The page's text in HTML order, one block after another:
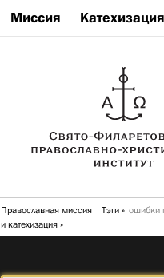
Миссия Катехизация
Православная миссия
и катехизация
Тэги ошибки